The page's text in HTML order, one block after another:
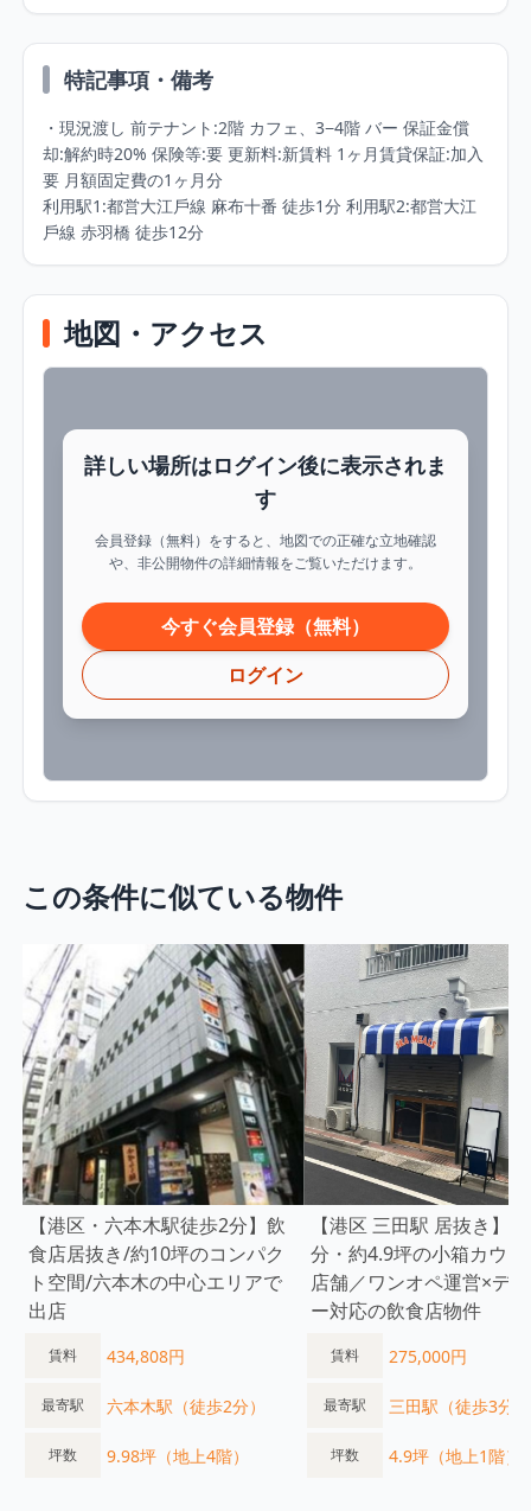
特記事項・備考
・現況渡し 前テナント:2階 カフェ、3−4階 バー 保証金償
却:解約時20% 保険等:要 更新料:新賃料 1ヶ月賃貸保証:加入
要 月額固定費の1ヶ月分
利用駅1:都営大江戶線 麻布十番 徒歩1分 利用駅2:都営大江
戶線 赤羽橋 徒歩12分
地図・アクセス
詳しい場所はログイン後に表示されま
す
会員登録（無料）をすると、地図での正確な立地確認
や、非公開物件の詳細情報をご覧いただけます。
今すぐ会員登録（無料）
ログイン
この条件に似ている物件
【港区・六本木駅徒歩2分】飲
食店居抜き/約10坪のコンパク
ト空間/六本木の中心エリアで
出店
賃料 434,808円
最寄駅 六本木駅（徒歩2分）
坪数 9.98坪（地上4階）
【港区 三田駅 居抜き】
分・約4.9坪の小箱カウ
店舗／ワンオペ運営×デ
ー対応の飲食店物件
賃料 275,000円
最寄駅 三田駅（徒歩3分）
坪数 4.9坪（地上1階）